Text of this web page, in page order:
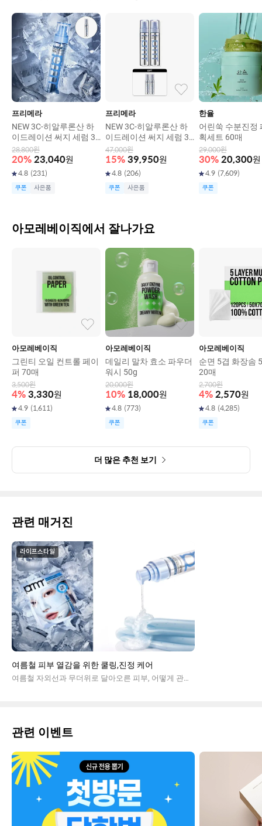
프리메라
NEW 3C-히알루론산 하
이드레이션 써지 세럼 30
g
28,800원
20% 23,040원
4.8 (231)
쿠폰 사은품
프리메라
NEW 3C-히알루론산 하
이드레이션 써지 세럼 30
g*2입
47,000원
15% 39,950원
4.8 (206)
쿠폰 사은품
한율
어린쑥 수분진정
획세트 60매
29,000원
30% 20,300원
4.9 (7,609)
쿠폰
아모레베이직에서 잘나가요
아모레베이직
그린티 오일 컨트롤 페이
퍼 70매
3,500원
4% 3,330원
4.9 (1,611)
쿠폰
아모레베이직
데일리 말차 효소 파우더
워시 50g
20,000원
10% 18,000원
4.8 (773)
쿠폰
아모레베이직
순면 5겹 화장솜
20매
2,700원
4% 2,570원
4.8 (4,285)
쿠폰
더 많은 추천 보기
관련 매거진
라이프스타일
여름철 피부 열감을 위한 쿨링,진정 케어
여름철 자외선과 무더위로 달아오른 피부, 어떻게 관리해야 할까요? 피부 열감의 원인부터 쿨링 케어, 수분 진정 루틴까지 알아보고 프리메라, 에스트라, 마몽드 추천 아이템도 함께 만나보세요.
관련 이벤트